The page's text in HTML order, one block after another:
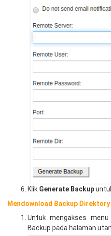
Klik Generate Backup
Mendownload Backup Direktory
Untuk mengakses
Backup pada halaman